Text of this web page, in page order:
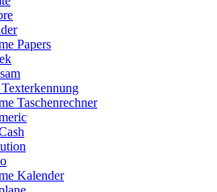
Papers
Taschenrechner
Kalender